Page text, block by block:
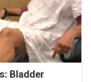
Bladder